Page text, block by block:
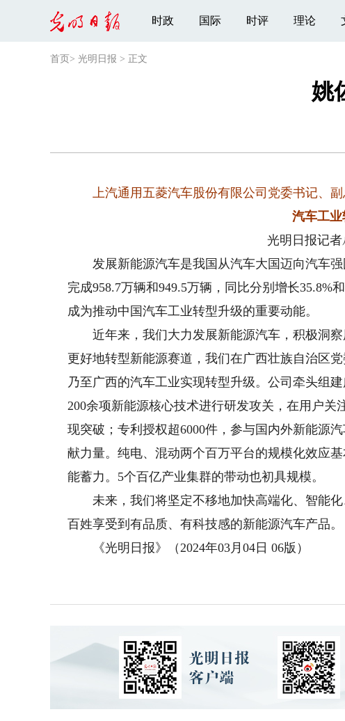
时政 国际 时评 理论
首页 > 光明日报 > 正文
姚
上汽通用五菱汽车股份有限公司党委书记、副
汽车工
光明日报记者
发展新能源汽车是我国从汽车大国迈向汽车强
完成958.7万辆和949.5万辆，同比分别增长35.8%
成为推动中国汽车工业转型升级的重要动能。
近年来，我们大力发展新能源汽车，积极洞察
更好地转型新能源赛道，我们在广西壮族自治区
乃至广西的汽车工业实现转型升级。公司牵头组
200余项新能源核心技术进行研发攻关，在用户
现突破；专利授权超6000件，参与国内外新能源
献力量。纯电、混动两个百万平台的规模化效应
能蓄力。5个百亿产业集群的带动也初具规模。
未来，我们将坚定不移地加快高端化、智能化
百姓享受到有品质、有科技感的新能源汽车产品。
《光明日报》（2024年03月04日 06版）